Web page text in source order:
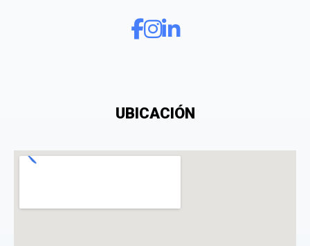
Consiento el tratamiento de mis datos personales
con el fin de añadir una opinión sobre un
UBICACIÓN